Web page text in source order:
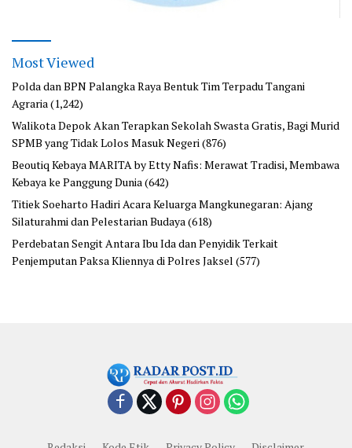
Most Viewed
Polda dan BPN Palangka Raya Bentuk Tim Terpadu Tangani
Agraria(1,242)
Walikota Depok Akan Terapkan Sekolah Swasta Gratis, Bagi Murid
SPMB yang Tidak Lolos Masuk Negeri(876)
Beoutiq Kebaya MARITA by Etty Nafis: Merawat Tradisi, Membawa
Kebaya ke Panggung Dunia(642)
Titiek Soeharto Hadiri Acara Keluarga Mangkunegaran: Ajang
Silaturahmi dan Pelestarian Budaya(618)
Perdebatan Sengit Antara Ibu Ida dan Penyidik Terkait
Penjemputan Paksa Kliennya di Polres Jaksel (577)